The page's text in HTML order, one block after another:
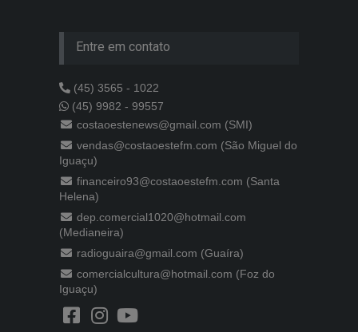
Entre em contato
(45) 3565 - 1022
(45) 9982 - 99557
costaoestenews@gmail.com (SMI)
vendas@costaoestefm.com (São Miguel do
Iguaçu)
financeiro93@costaoestefm.com (Santa
Helena)
dep.comercial1020@hotmail.com
(Medianeira)
radioguaira@gmail.com (Guaíra)
comercialcultura@hotmail.com (Foz do
Iguaçu)